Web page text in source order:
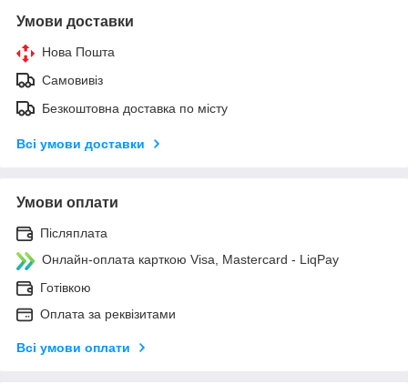
Умови доставки
Нова Пошта
Самовивіз
Безкоштовна доставка по місту
Всі умови доставки
Умови оплати
Післяплата
Онлайн-оплата карткою Visa, Mastercard - LiqPay
Готівкою
Оплата за реквізитами
Всі умови оплати